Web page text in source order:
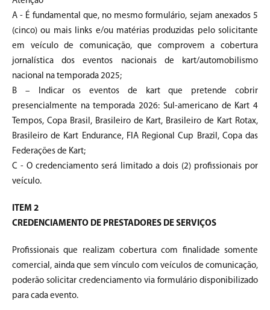
A - É fundamental que, no mesmo formulário, sejam anexados 5
(cinco) ou mais links e/ou matérias produzidas pelo solicitante
em veículo de comunicação, que comprovem a cobertura
jornalística dos eventos nacionais de kart/automobilismo
nacional na temporada 2025;
B – Indicar os eventos de kart que pretende cobrir
presencialmente na temporada 2026: Sul-americano de Kart 4
Tempos, Copa Brasil, Brasileiro de Kart, Brasileiro de Kart Rotax,
Brasileiro de Kart Endurance, FIA Regional Cup Brazil, Copa das
Federações de Kart;
C - O credenciamento será limitado a dois (2) profissionais por
veículo.
ITEM 2
CREDENCIAMENTO DE PRESTADORES DE SERVIÇOS
Profissionais que realizam cobertura com finalidade somente
comercial, ainda que sem vínculo com veículos de comunicação,
poderão solicitar credenciamento via formulário disponibilizado
para cada evento.